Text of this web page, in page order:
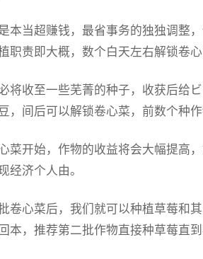
本当超赚钱，最省事务的独独调整
职责即大概，数个白天左右解锁卷
将收至一些芜菁的种子，收获后给
，间后可以解锁卷心菜，前数个种
菜开始，作物的收益将会大幅提高
经济个人由。
卷心菜后，我们就可以种植草莓和
本，推荐第二批作物直接种草莓直